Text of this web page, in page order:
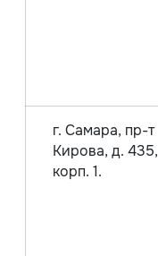
г. Самара, пр-т
Кирова, д. 435,
корп. 1.